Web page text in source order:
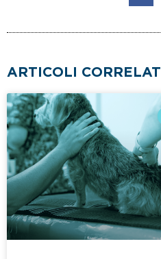
ARTICOLI CORRELATI